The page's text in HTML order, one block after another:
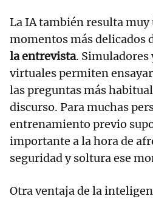
La IA también resulta
momentos más delicados
la entrevista. Simuladores
virtuales permiten
las preguntas más
discurso. Para muchas
entrenamiento previo
importante a la hora de
seguridad y soltura ese
Otra ventaja de la